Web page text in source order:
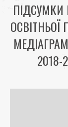
ПІДСУМКИ
ОСВІТНЬОЇ